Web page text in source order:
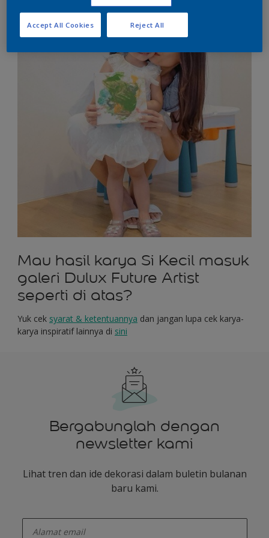
Mau hasil karya Si Kecil masuk
galeri Dulux Future Artist
seperti di atas?
Yuk cek syarat & ketentuannya dan jangan lupa cek karya-
karya inspiratif lainnya di sini
Bergabunglah dengan
newsletter kami
Lihat tren dan ide dekorasi dalam buletin bulanan
baru kami.
Reject All
Accept All Cookies